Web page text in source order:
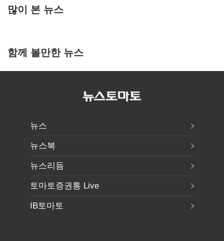
많이 본 뉴스
함께 볼만한 뉴스
뉴스
뉴스북
뉴스리듬
토마토증권통 Live
IB토마토